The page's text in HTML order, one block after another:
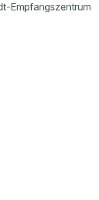
Empfangszentrum